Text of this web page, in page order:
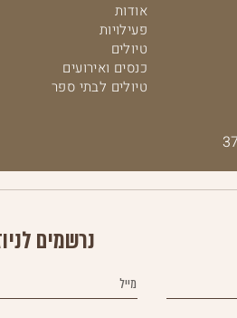
אודות
פעילויות
טיולים
כנסים ואירועים
טיולים לבתי ספר
נרשמים